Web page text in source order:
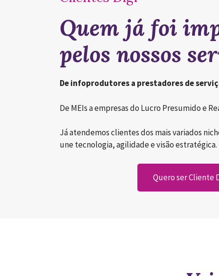
Quem já foi
pelos nossos
De infoprodutores a prestadores de
De MEIs a empresas do Lucro Presumido e
Já atendemos clientes dos mais variados
une tecnologia, agilidade e visão estratégica.
Quero ser Cliente